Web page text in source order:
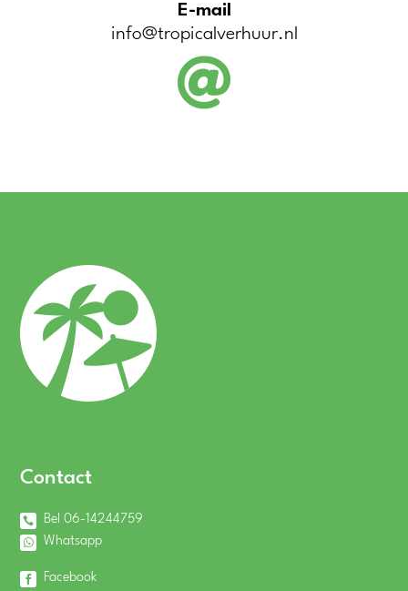
E-mail
info@tropicalverhuur.nl

Contact
Bel 06-14244759
Whatsapp
Facebook